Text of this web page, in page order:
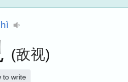
(敌视)
to write